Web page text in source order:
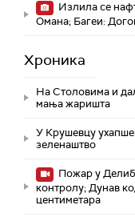
Излила се
Омана; Багеи:
Хроника
На Столовима и
мања жаришта
У Крушевцу
зеленаштво
Пожар у
контролу; Дунав
центиметара